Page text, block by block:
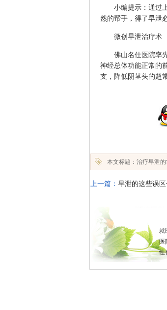
小编提示：通过上
然的帮手，得了早泄
微创早泄治疗术
佛山名仕医院率
神经总体功能正常的
支，降低阴茎头的超
本文标题：治疗早泄
上一篇： 早泄的这些误
就
医
性